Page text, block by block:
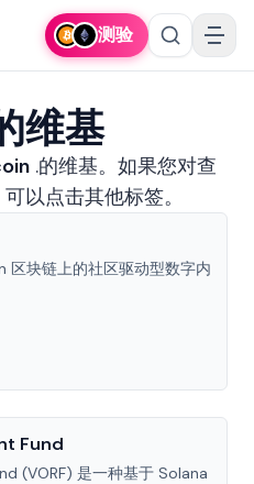
测验
维基
.的维基。如果您对查
以点击其他标签。
区块链上的社区驱动型数字内
Fund
(VORF) 是一种基于 Solana